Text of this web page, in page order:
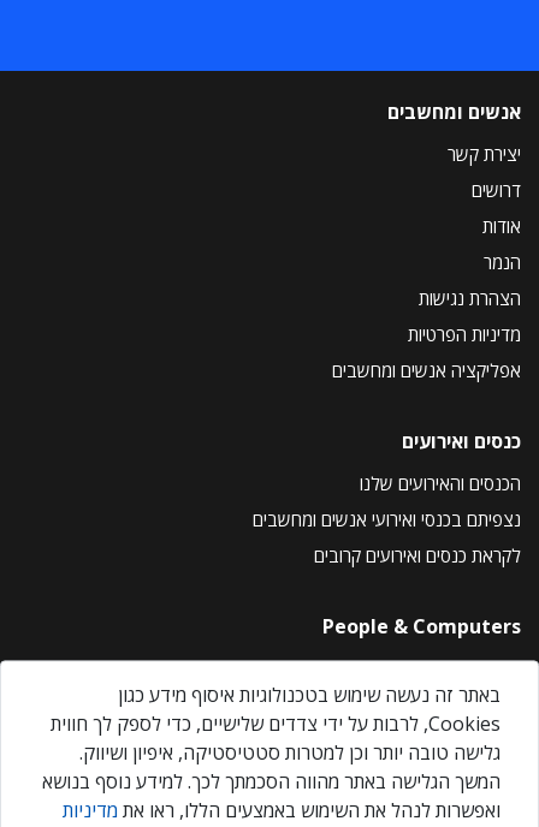
אנשים ומחשבים
יצירת קשר
דרושים
אודות
הנמר
הצהרת נגישות
מדיניות הפרטיות
אפליקציה אנשים ומחשבים
כנסים ואירועים
הכנסים והאירועים שלנו
נצפיתם בכנסי ואירועי אנשים ומחשבים
לקראת כנסים ואירועים קרובים
People & Computers
About Us
Privacy Policy
Contact Us
Our Events
באתר זה נעשה שימוש בטכנולוגיות איסוף מידע כגון
Cookies, לרבות על ידי צדדים שלישיים, כדי לספק לך חווית
גלישה טובה יותר וכן למטרות סטטיסטיקה, איפיון ושיווק.
המשך הגלישה באתר מהווה הסכמתך לכך. למידע נוסף בנושא
ואפשרות לנהל את השימוש באמצעים הללו, ראו את מדיניות